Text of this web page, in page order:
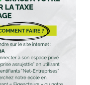
la sélection
corriger les
mondial.
le festival